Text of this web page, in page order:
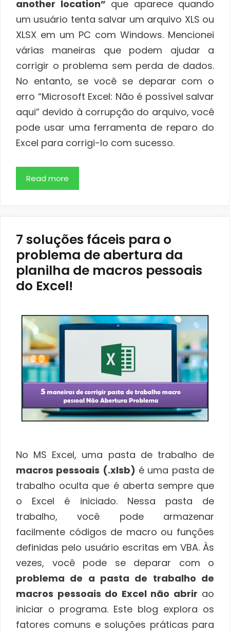
another location” que aparece quando
um usuário tenta salvar um arquivo XLS ou
XLSX em um PC com Windows. Mencionei
várias maneiras que podem ajudar a
corrigir o problema sem perda de dados.
No entanto, se você se deparar com o
erro “Microsoft Excel: Não é possível salvar
aqui” devido à corrupção do arquivo, você
pode usar uma ferramenta de reparo do
Excel para corrigi-lo com sucesso.
Read more
7 soluções fáceis para o
problema de abertura da
planilha de macros pessoais
do Excel!
No MS Excel, uma pasta de trabalho de
macros pessoais (.xlsb) é uma pasta de
trabalho oculta que é aberta sempre que
o Excel é iniciado. Nessa pasta de
trabalho, você pode armazenar
facilmente códigos de macro ou funções
definidas pelo usuário escritas em VBA. Às
vezes, você pode se deparar com o
problema de a pasta de trabalho de
macros pessoais do Excel não abrir ao
iniciar o programa. Este blog explora os
fatores comuns e soluções práticas para